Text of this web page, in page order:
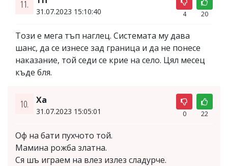
11.
31.07.2023 15:10:40 4 20
Този е мега тъп наглец. Системата му дава
шанс, да се изнесе зад граница и да не понесе
наказание, той седи се крие на село. Цял месец
къде бля.
10. Ха
31.07.2023 15:05:01 0 22
Оф на бати пухчото той.
Мамина рожба златна.
Ся шъ играем на влез излез сладурче.